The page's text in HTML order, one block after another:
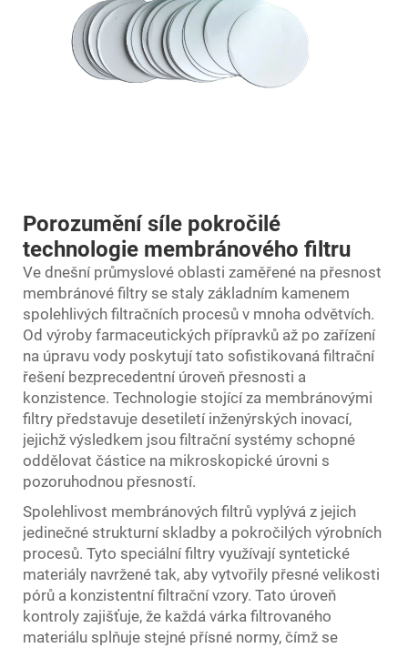
Porozumění síle pokročilé
technologie membránového filtru
Ve dnešní průmyslové oblasti zaměřené na přesnost
membránové filtry se staly základním kamenem
spolehlivých filtračních procesů v mnoha odvětvích.
Od výroby farmaceutických přípravků až po zařízení
na úpravu vody poskytují tato sofistikovaná filtrační
řešení bezprecedentní úroveň přesnosti a
konzistence. Technologie stojící za membránovými
filtry představuje desetiletí inženýrských inovací,
jejichž výsledkem jsou filtrační systémy schopné
oddělovat částice na mikroskopické úrovni s
pozoruhodnou přesností.
Spolehlivost membránových filtrů vyplývá z jejich
jedinečné strukturní skladby a pokročilých výrobních
procesů. Tyto speciální filtry využívají syntetické
materiály navržené tak, aby vytvořily přesné velikosti
pórů a konzistentní filtrační vzory. Tato úroveň
kontroly zajišťuje, že každá várka filtrovaného
materiálu splňuje stejné přísné normy, čímž se